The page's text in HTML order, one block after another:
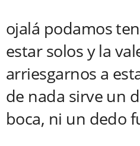
ojalá podamos
estar solos y la
arriesgarnos a
de nada sirve un
boca, ni un dedo